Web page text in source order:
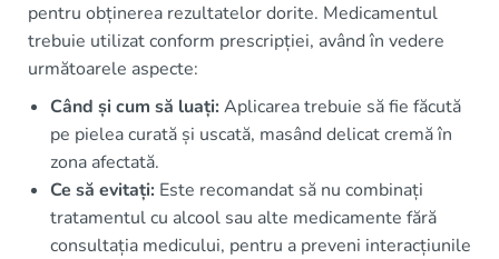
pentru obținerea rezultatelor dorite. Medicamentul
trebuie utilizat conform prescripției, având în vedere
următoarele aspecte:
Când și cum să luați:Aplicarea trebuie să fie făcută
pe pielea curată și uscată, masând delicat cremă în
zona afectată.
Ce să evitați: Este recomandat să nu combinați
tratamentul cu alcool sau alte medicamente fără
consultația medicului, pentru a preveni interacțiunile